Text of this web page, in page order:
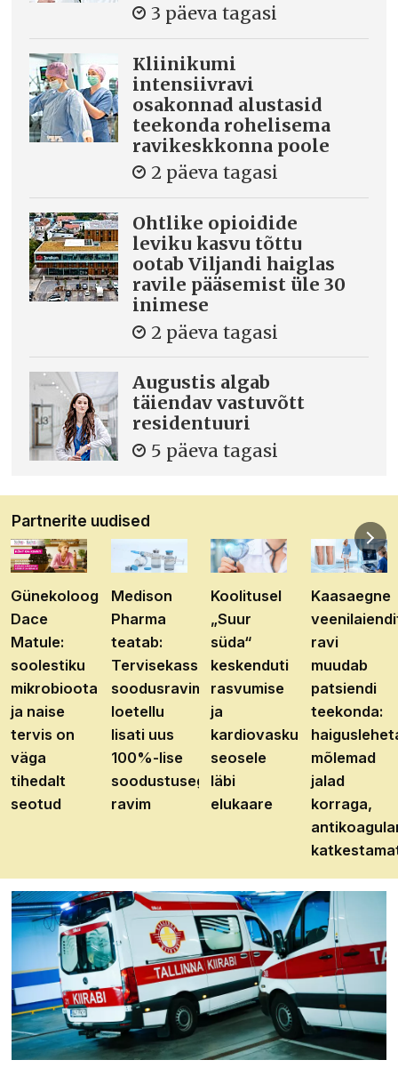
3 päeva tagasi
Kliinikumi
intensiivravi
osakonnad alustasid
teekonda rohelisema
ravikeskkonna poole
2 päeva tagasi
Ohtlike opioidide
leviku kasvu tõttu
ootab Viljandi haiglas
ravile pääsemist üle 30
inimese
2 päeva tagasi
Augustis algab
täiendav vastuvõtt
residentuuri
5 päeva tagasi
Partnerite uudised
Günekoloog
Dace
Matule:
soolestiku
mikrobioota
ja naise
tervis on
väga
tihedalt
seotud
Medison
Pharma
teatab:
Tervisekassa
soodusravimite
loetellu
lisati uus
100%-lise
soodustusega
ravim
Koolitusel
„Suur
süda“
keskenduti
rasvumise
ja
kardiovaskulaarhaiguste
seosele
läbi
elukaare
Kaasaegne
ravi
muudab
patsiendi
teekonda:
mõlemad
jalad
korraga,